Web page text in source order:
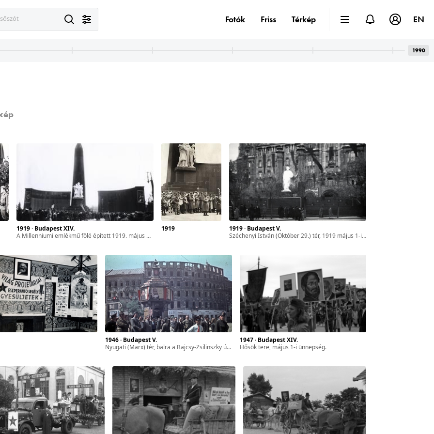
1919 · Budapest XIV.
a Millenniumi emlékmű fölé épített 1919. május 1-i díszlet a későbbi Hősök terén.
1919
1919 · Budapest V.
Széchenyi István (Október 29.) tér, 1919 május 1-i díszlet Marx szoborral a Gresham palota előtt.
1946 · Budapest V.
Nyugati (Marx) tér, balra a Bajcsy-Zsilinszky út, jobbra a Szent István körút, május 1-i felvonulók.
1947 · Budapest XIV.
Hősök tere, május 1-i ünnepség.
Fotók Friss Térkép EN
1990